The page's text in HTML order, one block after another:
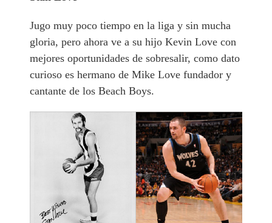
Jugo muy poco tiempo en la liga y sin mucha
gloria, pero ahora ve a su hijo Kevin Love con
mejores oportunidades de sobresalir, como dato
curioso es hermano de Mike Love fundador y
cantante de los Beach Boys.